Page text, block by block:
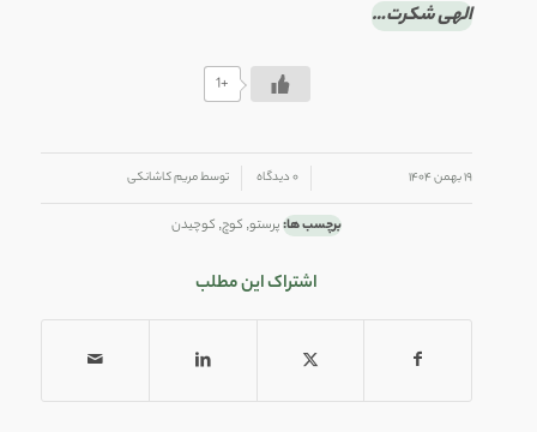
الهی شکرت…
+1
۱۹ بهمن ۱۴۰۴ ۰ دیدگاه توسطمریم کاشانکی
برچسب ها:پرستو, کوچ, کوچیدن
اشتراک این مطلب